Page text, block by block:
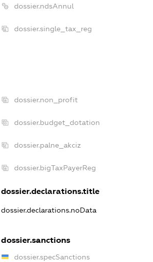
dossier.ndsAnnul
dossier.single_tax_reg
dossier.non_profit
dossier.budget_dotation
dossier.palne_akciz
dossier.bigTaxPayerReg
dossier.declarations.title
dossier.declarations.noData
dossier.sanctions
dossier.specSanctions